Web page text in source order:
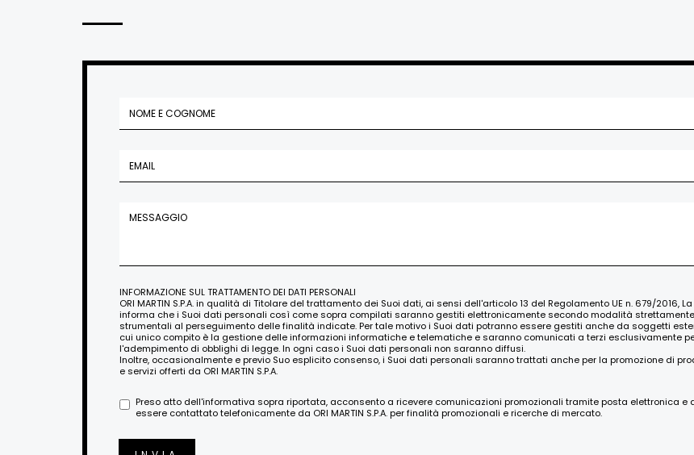
INFORMAZIONE SUL TRATTAMENTO DEI DATI PERSONALI
ORI MARTIN S.P.A. in qualità di Titolare del trattamento dei Suoi dati, ai sensi dell'articolo 13 del Regolamento UE n. 679/2016, La
informa che i Suoi dati personali così come sopra compilati saranno gestiti elettronicamente secondo modalità strettamente
strumentali al perseguimento delle finalità indicate. Per tale motivo i Suoi dati potranno essere gestiti anche da soggetti
cui unico compito è la gestione delle informazioni informatiche e telematiche e saranno comunicati a terzi esclusivamente
l'adempimento di obblighi di legge. In ogni caso i Suoi dati personali non saranno diffusi.
Inoltre, occasionalmente e previo Suo esplicito consenso, i Suoi dati personali saranno trattati anche per la promozione di
e servizi offerti da ORI MARTIN S.P.A.
Preso atto dell'informativa sopra riportata, acconsento a ricevere comunicazioni promozionali tramite posta elettronica e
essere contattato telefonicamente da ORI MARTIN S.P.A. per finalità promozionali e ricerche di mercato.